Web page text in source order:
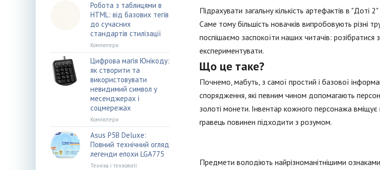
Підрахувати загальну кількість артефактів в
Саме тому більшість новачків випробовують різні
поспішаємо заспокоїти наших читачів:
експериментувати.
Що це таке?
Почнемо, мабуть, з самої простий і базової
спорядження, які певним чином допомагають
золоті монети. Інвентар кожного персонажа
гравець повинен підходити з розумом.
Предмети володіють найрізноманітнішими
Робота з таблицями в
HTML: від базових тегів
до сучасних
стандартів стилізації
Компютери
Цифрова магія Юнікоду:
як створити та
використовувати
невидимий символ у
месенджерах і
соцмережах
Компютери
Asus P5B Deluxe:
Повний технічний огляд
легенди епохи LGA775
Техніка і технології